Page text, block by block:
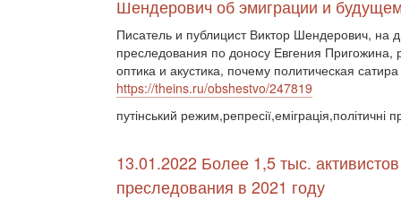
Шендерович об эмиграции и
Писатель и публицист Виктор Шендерович, на
преследования по доносу Евгения
оптика и акустика, почему политическая
https://theins.ru/obshestvo/247819
путінський режим,репресії,еміграція,політичні
13.01.2022 Более 1,5 тыс.
преследования в 2021 году